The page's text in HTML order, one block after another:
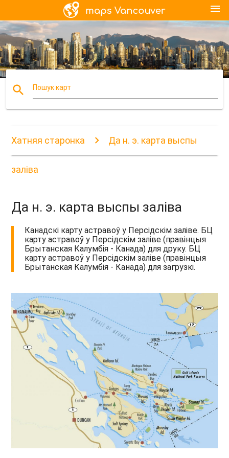
menu
search Пошук карт
Хатняя старонка Да н. э. карта выспы
заліва
Да н. э. карта выспы заліва
Канадскі карту астравоў у Персідскім заліве. БЦ
карту астравоў у Персідскім заліве (правінцыя
Брытанская Калумбія - Канада) для друку. БЦ
карту астравоў у Персідскім заліве (правінцыя
Брытанская Калумбія - Канада) для загрузкі.